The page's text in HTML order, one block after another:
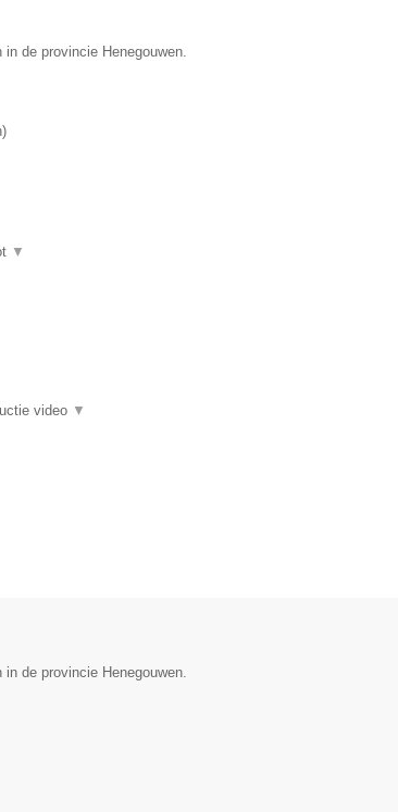
de provincie Henegouwen.
)
▼
video ▼
de provincie Henegouwen.